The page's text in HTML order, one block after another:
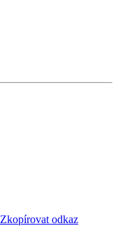
Zkopírovat odkaz